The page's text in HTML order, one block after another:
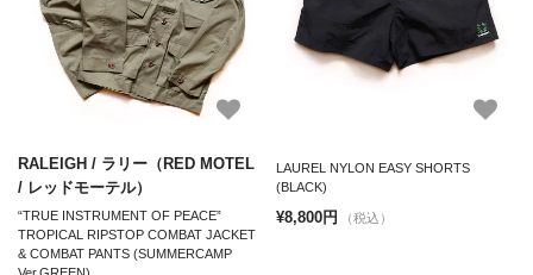
RALEIGH / ラリー（RED MOTEL
/ レッドモーテル）
“TRUE INSTRUMENT OF PEACE”
TROPICAL RIPSTOP COMBAT JACKET
& COMBAT PANTS (SUMMERCAMP
LAUREL NYLON EASY SHORTS
(BLACK)
¥8,800円 （税込）